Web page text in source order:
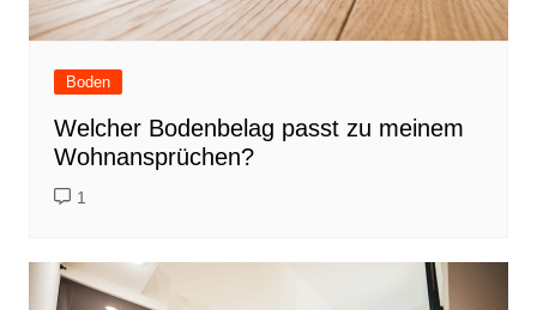
Boden
Welcher Bodenbelag passt zu meinem
Wohnansprüchen?
1